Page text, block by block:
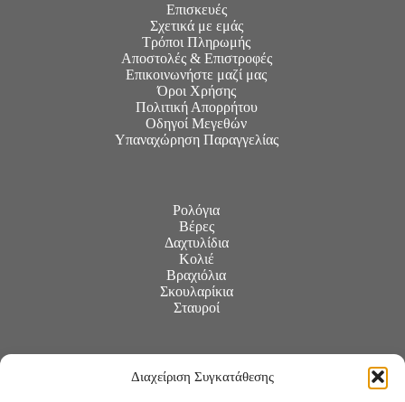
Διαχείριση Συγκατάθεσης
Επισκευές
Σχετικά με εμάς
Τρόποι Πληρωμής
Αποστολές & Επιστροφές
Επικοινωνήστε μαζί μας
Όροι Χρήσης
Πολιτική Απορρήτου
Οδηγοί Μεγεθών
Υπαναχώρηση Παραγγελίας
Ρολόγια
Βέρες
Δαχτυλίδια
Κολιέ
Βραχιόλια
Σκουλαρίκια
Σταυροί